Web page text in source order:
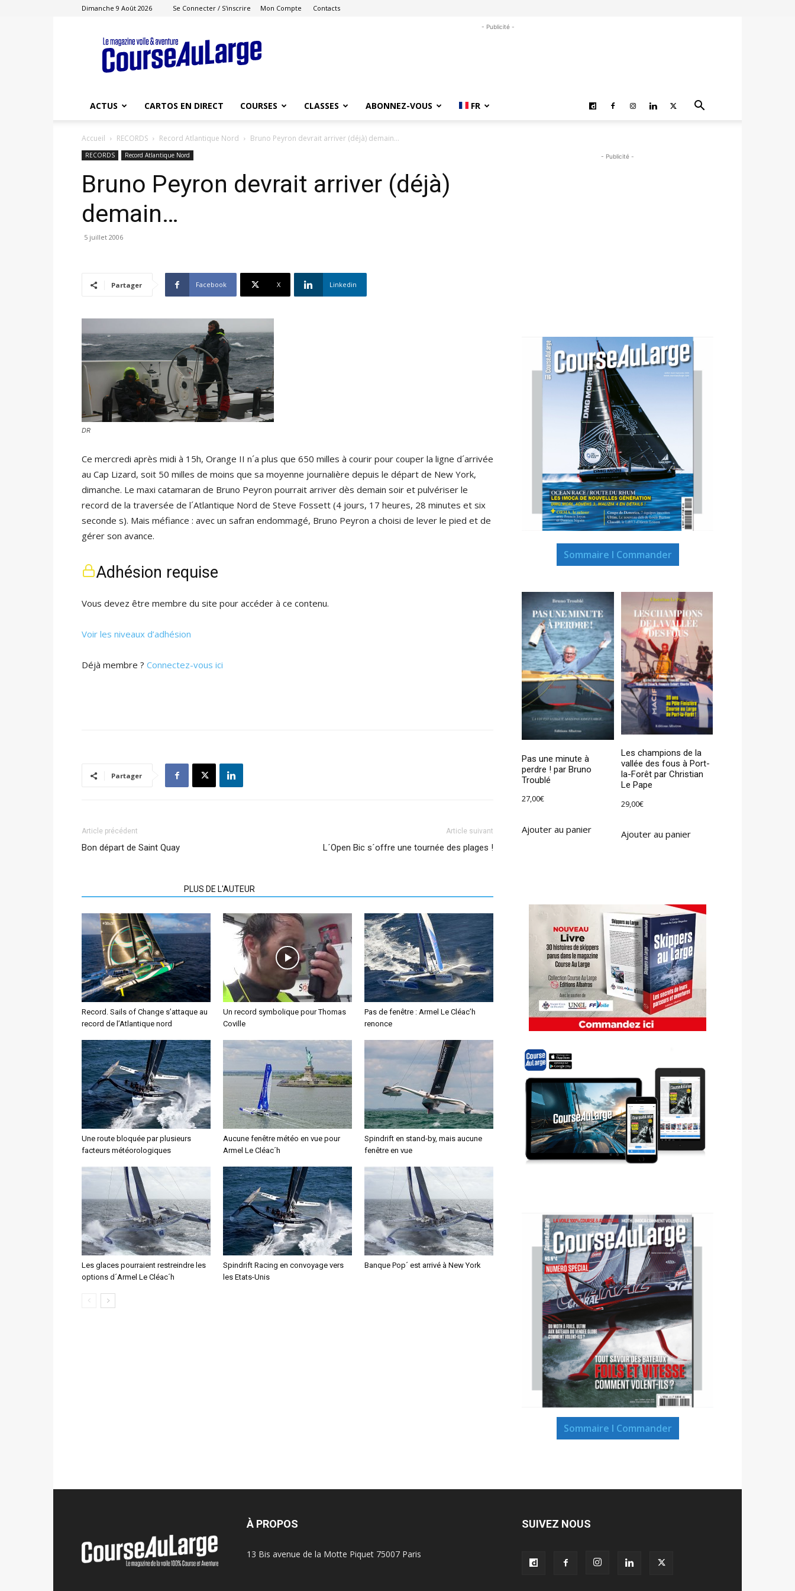
Dimanche 9 Août 2026 Se Connecter / S'inscrire Mon Compte Contacts
Course
au
Large
- Publicité -
ACTUS CARTOS EN DIRECT COURSES CLASSES ABONNEZ-VOUS FR
Accueil RECORDS Record Atlantique Nord Bruno Peyron devrait arriver (déjà) demain…
RECORDS Record Atlantique Nord
Bruno Peyron devrait arriver (déjà)
demain…
5 juillet 2006
Partager Facebook X Linkedin
DR
Ce mercredi après midi à 15h, Orange II n´a plus que 650 milles à courir pour couper la ligne d´arrivée
au Cap Lizard, soit 50 milles de moins que sa moyenne journalière depuis le départ de New York,
dimanche. Le maxi catamaran de Bruno Peyron pourrait arriver dès demain soir et pulvériser le
record de la traversée de l´Atlantique Nord de Steve Fossett (4 jours, 17 heures, 28 minutes et six
seconde s). Mais méfiance : avec un safran endommagé, Bruno Peyron a choisi de lever le pied et de
gérer son avance.
Adhésion requise
Vous devez être membre du site pour accéder à ce contenu.
Voir les niveaux d’adhésion
Déjà membre ? Connectez-vous ici
Partager
Article précédent
Bon départ de Saint Quay
Article suivant
L´Open Bic s´offre une tournée des plages !
PLUS DE L'AUTEUR
Record. Sails of Change s’attaque au
record de l’Atlantique nord
Un record symbolique pour Thomas
Coville
Pas de fenêtre : Armel Le Cléac’h
renonce
Une route bloquée par plusieurs
facteurs météorologiques
Aucune fenêtre météo en vue pour
Armel Le Cléac´h
Spindrift en stand-by, mais aucune
fenêtre en vue
Les glaces pourraient restreindre les
options d´Armel Le Cléac´h
Spindrift Racing en convoyage vers
les Etats-Unis
Banque Pop´ est arrivé à New York
- Publicité -
Sommaire I Commander
Pas une minute à
perdre ! par Bruno
Troublé
27,00€
Ajouter au panier
Les champions de la
vallée des fous à Port-
la-Forêt par Christian
Le Pape
29,00€
Ajouter au panier
Sommaire I Commander
À PROPOS
13 Bis avenue de la Motte Piquet 75007 Paris
SUIVEZ NOUS